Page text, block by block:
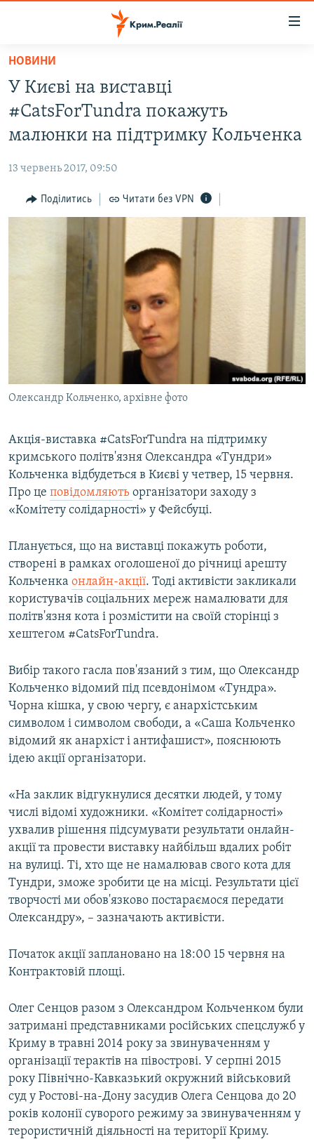
Перейти
основного
матеріалу
до
основної
навігації
Перейти
до
БЛОГИ
ПОГЛЯД
СПЕЦПРОЕКТИ
УКРАЇНСЬКА ПРОБЛЕМА КРИМУ
ІНФОГРАФІКА
ЯК ОБІЙТИ БЛОКУВАННЯ
ДОЛУЧАЙСЯ!
Усі сайти RFE/RL
НОВИНИ
У Києві на виставці
#CatsForTundra покажуть
малюнки на підтримку Кольченка
13 червень 2017, 09:50
Поділитись Читати без VPN
Олександр Кольченко, архівне фото
Акція-виставка #CatsForTundra на підтримку
кримського політв'язня Олександра «Тундри»
Кольченка відбудеться в Києві у четвер, 15 червня.
Про це повідомляють організатори заходу з
«Комітету солідарності» у Фейсбуці.
Планується, що на виставці покажуть роботи,
створені в рамках оголошеної до річниці арешту
Кольченка онлайн-акції. Тоді активісти закликали
користувачів соціальних мереж намалювати для
політв'язня кота і розмістити на своїй сторінці з
хештегом #CatsForTundra.
Вибір такого гасла пов'язаний з тим, що Олександр
Кольченко відомий під псевдонімом «Тундра».
Чорна кішка, у свою чергу, є анархістським
символом і символом свободи, а «Саша Кольченко
відомий як анархіст і антифашист», пояснюють
ідею акції організатори.
«На заклик відгукнулися десятки людей, у тому
числі відомі художники. «Комітет солідарності»
ухвалив рішення підсумувати результати онлайн-
акції та провести виставку найбільш вдалих робіт
на вулиці. Ті, хто ще не намалював свого кота для
Тундри, зможе зробити це на місці. Результати цієї
творчості ми обов'язково постараємося передати
Олександру», – зазначають активісти.
Початок акції заплановано на 18:00 15 червня на
Контрактовій площі.
Олег Сенцов разом з Олександром Кольченком були
затримані представниками російських спецслужб у
Криму в травні 2014 року за звинуваченням у
організації терактів на півострові. У серпні 2015
року Північно-Кавказький окружний військовий
суд у Ростові-на-Дону засудив Олега Сенцова до 20
років колонії суворого режиму за звинуваченням у
терористичній діяльності на території Криму.